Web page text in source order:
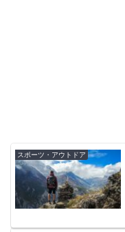
スポーツ・アウトドア